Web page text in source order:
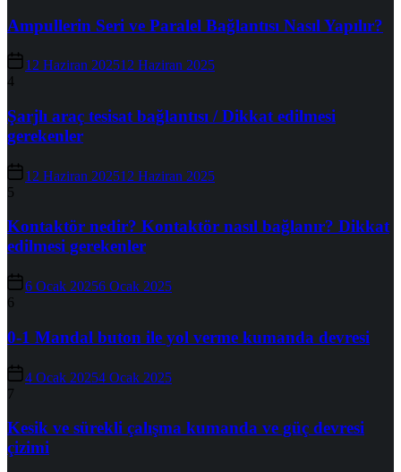
Ampullerin Seri ve Paralel Bağlantısı Nasıl Yapılır?
12 Haziran 202512 Haziran 2025
4
Şarjlı araç tesisat bağlantısı / Dikkat edilmesi
gerekenler
12 Haziran 202512 Haziran 2025
5
Kontaktör nedir? Kontaktör nasıl bağlanır? Dikkat
edilmesi gerekenler
6 Ocak 20256 Ocak 2025
6
0-1 Mandal buton ile yol verme kumanda devresi
4 Ocak 20254 Ocak 2025
7
Kesik ve sürekli çalışma kumanda ve güç devresi
çizimi